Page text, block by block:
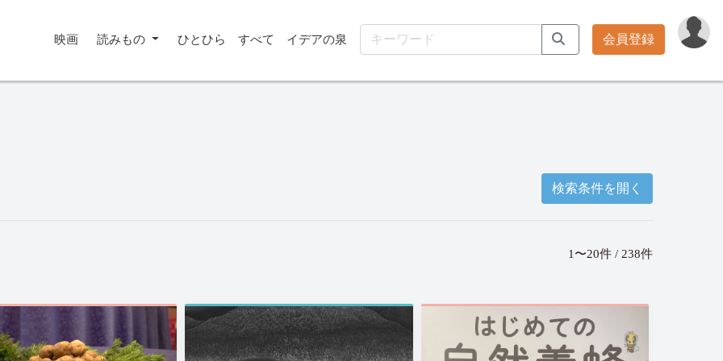
映画 読みもの ひとひら すべて イデアの泉 会員登録
検索条件を開く
1〜20件 / 238件